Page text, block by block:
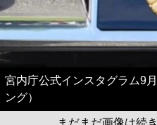
宮内庁公式インスタグラム9
ング）